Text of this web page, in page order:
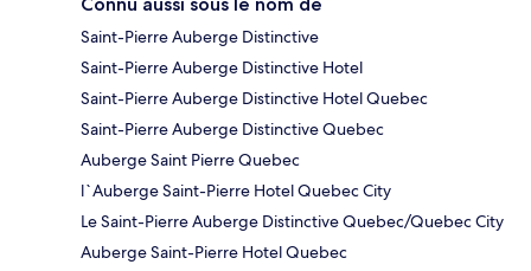
Saint-Pierre Auberge Distinctive
Saint-Pierre Auberge Distinctive Hotel
Saint-Pierre Auberge Distinctive Hotel Quebec
Saint-Pierre Auberge Distinctive Quebec
Auberge Saint Pierre Quebec
l`Auberge Saint-Pierre Hotel Quebec City
Le Saint-Pierre Auberge Distinctive Quebec/Quebec City
Auberge Saint-Pierre Hotel Quebec